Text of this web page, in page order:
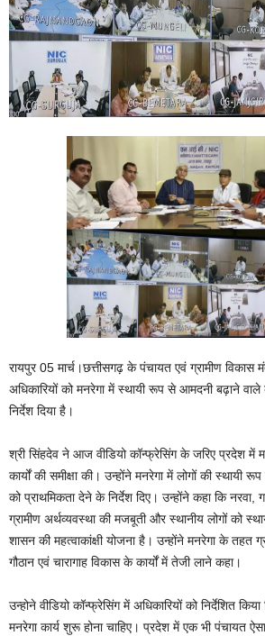
रायपुर 05 मार्च।छत्तीसगढ़ के पंचायत एवं ग्रामीण विकास
अधिकारियों को मनरेगा में स्थायी रूप से आमदनी बढ़ाने वाले
निर्देश दिया है।
श्री सिंहदेव ने आज वीडियो कॉन्फ्रेसिंग के जरिए प्रदेश में
कार्यों की समीक्षा की। उन्होंने मनरेगा में लोगों की स्थायी
को प्राथमिकता देने के निर्देश दिए। उन्होंने कहा कि नरवा,
ग्रामीण अर्थव्यवस्था की मजबूती और स्थानीय लोगों को
शासन की महत्वाकांक्षी योजना है। उन्होंने मनरेगा के तहत
गौठान एवं चारागाह विकास के कार्यों में तेजी लाने कहा।
उन्होने वीडियो कॉन्फ्रेसिंग में अधिकारियों को निर्देशित
मनरेगा कार्य शुरू होना चाहिए। प्रदेश में एक भी पंचायत